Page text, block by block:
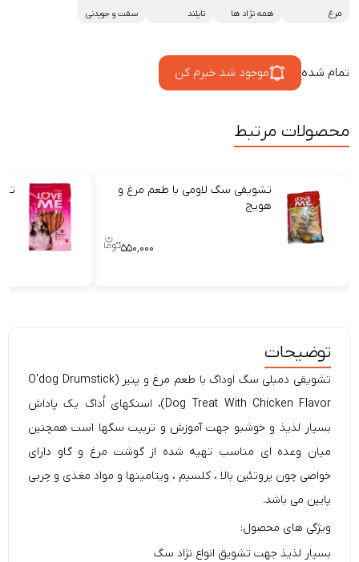
مرغ همه نژاد ها تایلند سفت و جویدنی
تمام شده موجود شد خبرم کن
محصولات مرتبط
تشویقی سگ لاومی با طعم مرغ و
هویج
۵۵۰,۰۰۰
توضیحات
تشویقی دمبلی سگ اوداگ با طعم مرغ و پنیر (O'dog Drumstick
Dog Treat With Chicken Flavor)، اسنکهای اُداگ یک پاداش
بسیار لذیذ و خوشبو جهت آموزش و تربیت سگها است همچنین
میان وعده ای مناسب تهیه شده از گوشت مرغ و گاو دارای
خواصی چون پروتئین بالا ، کلسیم ، ویتامینها و مواد مغذی و چربی
پایین می باشد.
ویژگی های محصول:
بسیار لذیذ جهت تشویق انواع نژاد سگ